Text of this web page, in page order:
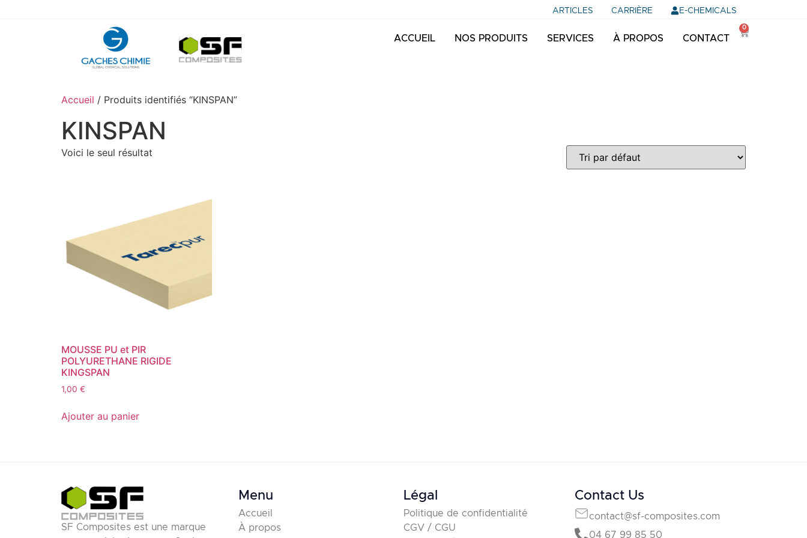
E-CHEMICALS
CARRIÈRE
ARTICLES
0
ACCUEIL NOS PRODUITS SERVICES À PROPOS CONTACT
Accueil / Produits identifiés “KINSPAN”
KINSPAN
Voici le seul résultat
MOUSSE PU et PIR
POLYURETHANE RIGIDE
KINGSPAN
1,00 €
Ajouter au panier
SF Composites est une marque
Menu
Accueil
À propos
Légal
Politique de confidentialité
CGV / CGU
Contact Us
contact@sf-composites.com
04 67 99 85 50